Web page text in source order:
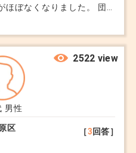
事な部分なので、本来は
るのが理想です。
ほぼなくなりました。 団
何か、救済制度などはな
男性
区
［3回答］
2522 view